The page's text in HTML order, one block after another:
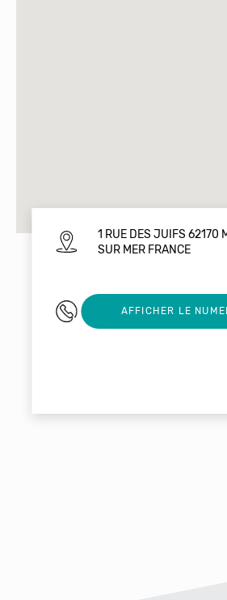
1 RUE DES JUIFS 62170
SUR MER FRANCE
0321866580
AFFICHER LE